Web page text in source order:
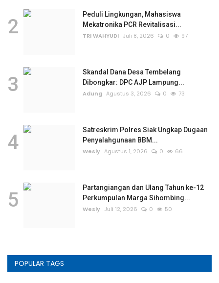
2
Peduli Lingkungan, Mahasiswa
Mekatronika PCR Revitalisasi...
TRI WAHYUDI Juli 8, 2026 0 97
3
Skandal Dana Desa Tembelang
Dibongkar: DPC AJP Lampung...
Adung Agustus 3, 2026 0 73
4
Satreskrim Polres Siak Ungkap Dugaan
Penyalahgunaan BBM...
Wesly Agustus 1, 2026 0 66
5
Partangiangan dan Ulang Tahun ke-12
Perkumpulan Marga Sihombing...
Wesly Juli 12, 2026 0 50
POPULAR TAGS